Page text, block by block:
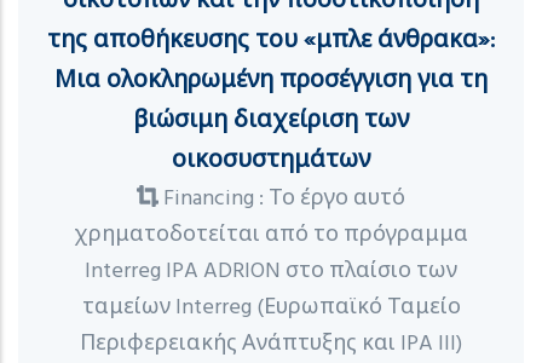
της αποθήκευσης του «μπλε άνθρακα»:
Μια ολοκληρωμένη προσέγγιση για τη
βιώσιμη διαχείριση των
οικοσυστημάτων
Financing : Το έργο αυτό
χρηματοδοτείται από το πρόγραμμα
Interreg IPA ADRION στο πλαίσιο των
ταμείων Interreg (Ευρωπαϊκό Ταμείο
Περιφερειακής Ανάπτυξης και IPA III)